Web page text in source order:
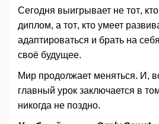
Сегодня выигрывает не тот,
диплом, а тот, кто умеет
адаптироваться и брать на
своё будущее.
Мир продолжает меняться. И,
главный урок заключается в
никогда не поздно.